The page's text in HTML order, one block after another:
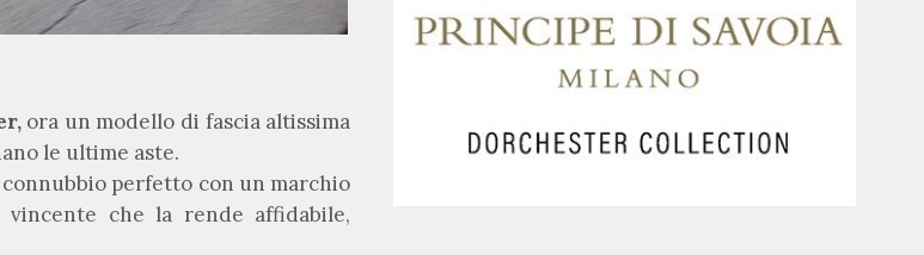
ora un modello di fascia altissima
le ultime aste.
perfetto con un marchio
che la rende affidabile,
AUTO E MOTO D'EPOCA 2026:
NUOVA EDIZIONE DA PROTAGONISTA